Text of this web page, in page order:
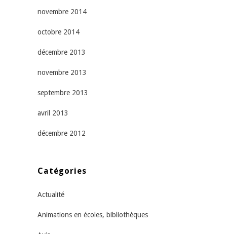
novembre 2014
octobre 2014
décembre 2013
novembre 2013
septembre 2013
avril 2013
décembre 2012
Catégories
Actualité
Animations en écoles, bibliothèques